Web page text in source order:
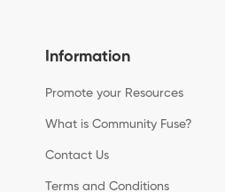
Information
Promote your Resources
What is Community Fuse?
Contact Us
Terms and Conditions